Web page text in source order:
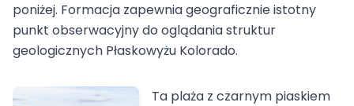
poniżej. Formacja zapewnia geograficznie istotny
punkt obserwacyjny do oglądania struktur
geologicznych Płaskowyżu Kolorado.
Ta plaża z czarnym piaskiem